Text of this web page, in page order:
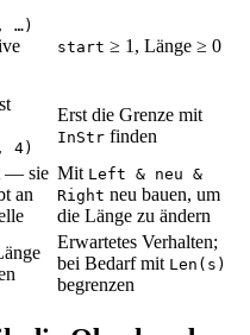
…)
start ≥ 1, Länge ≥ 0
4)
Erst die Grenze mit
InStr finden
— sie
an
Mit Left & neu &
Right neu bauen, um
die Länge zu ändern
Erwartetes Verhalten;
bei Bedarf mit Len(s)
begrenzen